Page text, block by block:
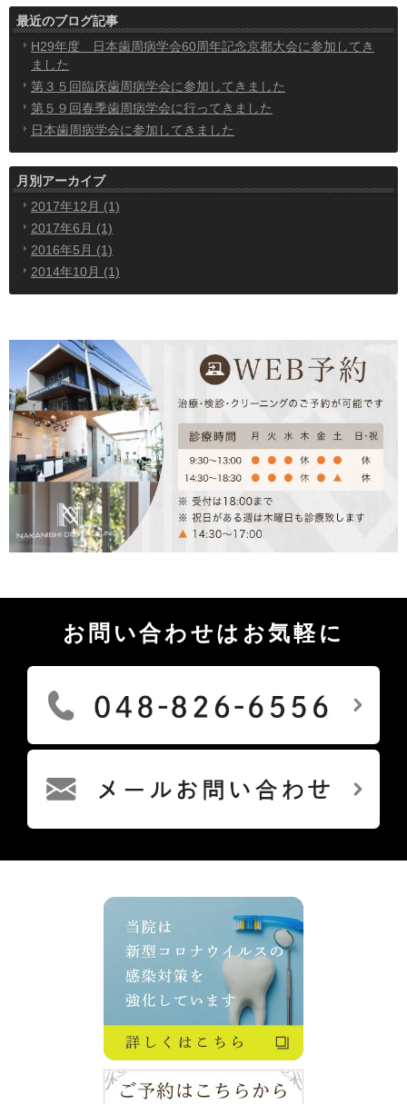
最近のブログ記事
H29年度 日本歯周病学会60周年記念京都大会に参加してき
ました
第３５回臨床歯周病学会に参加してきました
第５９回春季歯周病学会に行ってきました
日本歯周病学会に参加してきました
月別アーカイブ
2017年12月 (1)
2017年6月 (1)
2016年5月 (1)
2014年10月 (1)
お問い合わせはお気軽に